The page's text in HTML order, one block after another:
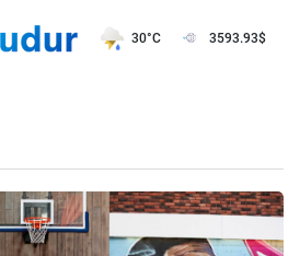
30°C 3593.93$